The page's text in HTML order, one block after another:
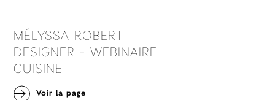
MÉLYSSA ROBERT
DESIGNER - WEBINAIRE
CUISINE
Voir la page